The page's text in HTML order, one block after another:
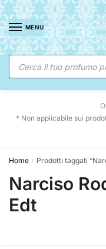
Skip
to
navigation
Skip
to
content
MENU
Ricerca
prodotti
☀️ SUNNY
* Non applicabile sui
Home / Prodotti taggati
Narciso
Edt